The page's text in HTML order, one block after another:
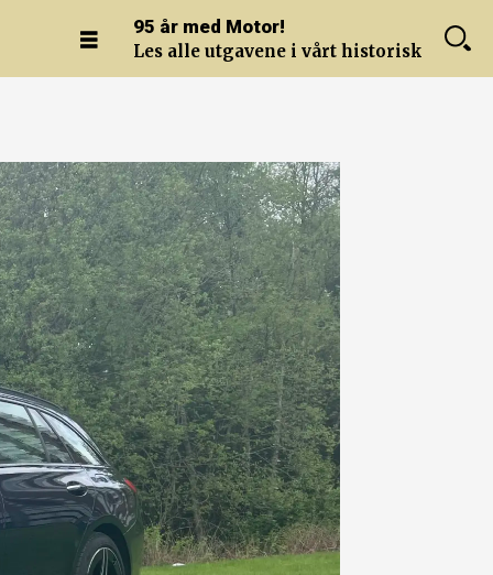
95 år med Motor!
Les alle utgavene i vårt historiske arkiv.